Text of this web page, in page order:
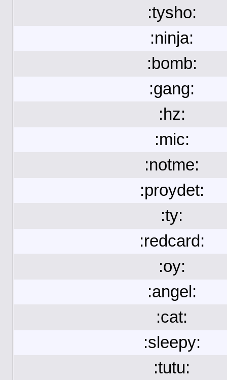
:tysho:
:ninja:
:bomb:
:gang:
:hz:
:mic:
:notme:
:proydet:
:ty:
:redcard:
:oy:
:angel:
:cat:
:sleepy:
:tutu: